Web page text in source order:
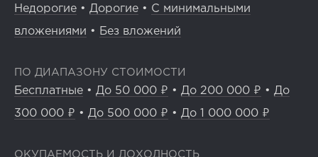
Недорогие • Дорогие • С минимальными
вложениями • Без вложений
ПО ДИАПАЗОНУ СТОИМОСТИ
Бесплатные • До 50 000 ₽ • До 200 000 ₽ • До
300 000 ₽ • До 500 000 ₽ • До 1 000 000 ₽
ОКУПАЕМОСТЬ И ДОХОДНОСТЬ